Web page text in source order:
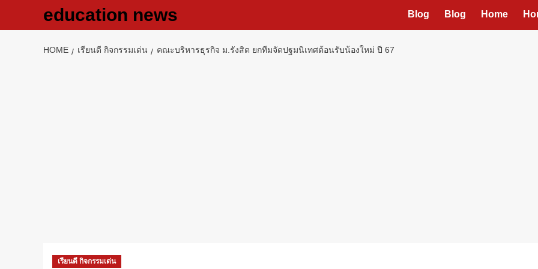
education news Blog Blog Home
HOME เรียนดี กิจกรรมเด่น คณะบริหารธุรกิจ ม.รังสิต ยกทีมจัดปฐมนิเทศต้อนรับน้องใหม่ ปี 67
เรียนดี กิจกรรมเด่น